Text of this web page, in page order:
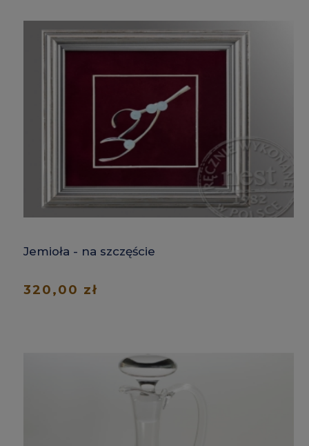
Jemioła - na szczęście
320,00 zł